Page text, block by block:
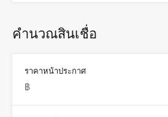
คำนวณสินเชื่อ
ราคาหน้าประกาศ